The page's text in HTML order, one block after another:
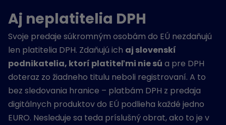
Aj neplatitelia DPH
Svoje predaje súkromným osobám do EÚ nezdaňujú
len platitelia DPH. Zdaňujú ich aj slovenskí
podnikatelia, ktorí platiteľmi nie sú a pre DPH
doteraz zo žiadneho titulu neboli registrovaní. A to
bez sledovania hranice – platbám DPH z predaja
digitálnych produktov do EÚ podlieha každé jedno
EURO. Nesleduje sa teda príslušný obrat, ako to je v